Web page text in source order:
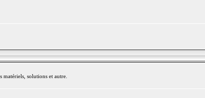
solutions et autre.